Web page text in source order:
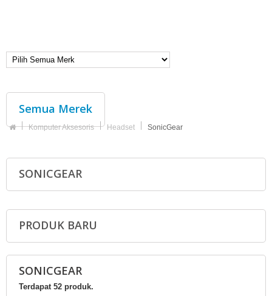
Semua Merek
Komputer Aksesoris Headset SonicGear
SONICGEAR
PRODUK BARU
SONICGEAR
Terdapat 52 produk.